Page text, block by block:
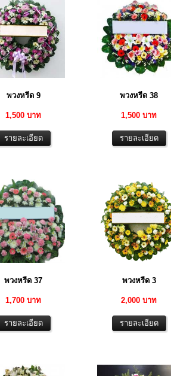
พวงหรีด 9
1,500 บาท
พวงหรีด 38
1,500 บาท
พวงหรีด 37
1,700 บาท
พวงหรีด 3
2,000 บาท